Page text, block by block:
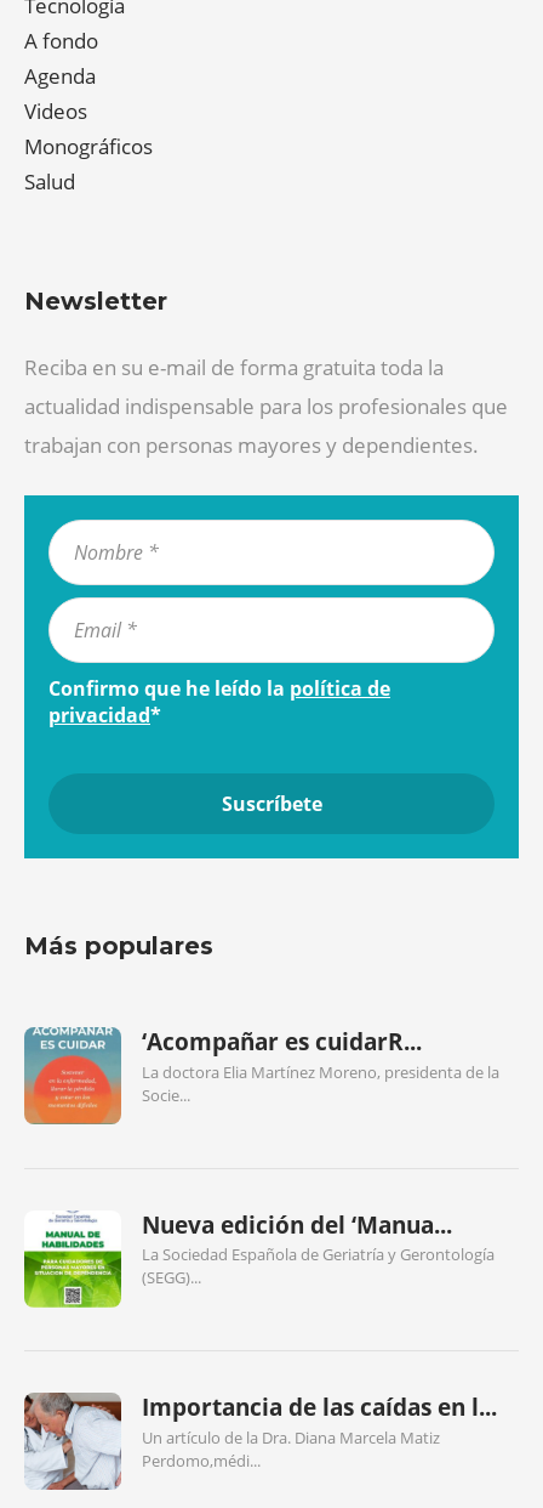
A fondo
Agenda
Videos
Monográficos
Salud
Newsletter
Reciba en su e-mail de forma gratuita toda la
actualidad indispensable para los profesionales que
trabajan con personas mayores y dependientes.
Confirmo que he leído la política de
privacidad*
Más populares
‘Acompañar es cuidarR...
La doctora Elia Martínez Moreno, presidenta de la
Socie...
Nueva edición del ‘Manua...
La Sociedad Española de Geriatría y Gerontología
(SEGG)...
Importancia de las caídas en l...
Un artículo de la Dra. Diana Marcela Matiz
Perdomo,médi...